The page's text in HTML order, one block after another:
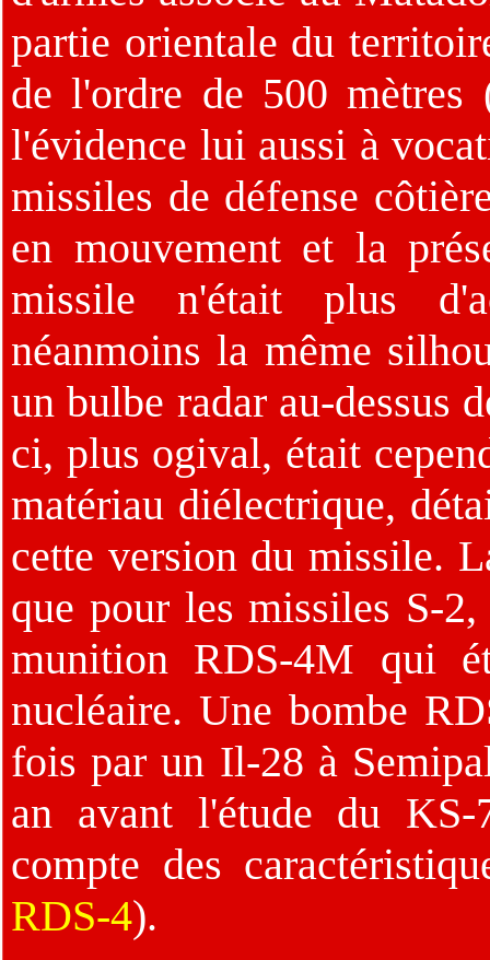
partie orientale du
de l'ordre de 500
l'évidence lui aussi à
missiles de défense
en mouvement et la
missile n'était plus
néanmoins la même
un bulbe radar au-dessus
ci, plus ogival, était
matériau diélectrique,
cette version du missile.
que pour les missiles S-
munition RDS-4M qui
nucléaire. Une bombe
fois par un Il-28 à
an avant l'étude du KS-
compte des
RDS-4).